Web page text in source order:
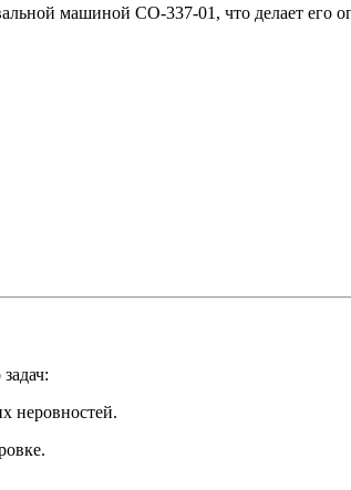
машиной СО-337-01, что делает
неровностей.